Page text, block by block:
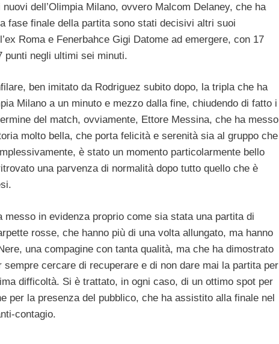
dell’Olimpia Milano, ovvero Malcom Delaney, che ha
fase finale della partita sono stati decisivi altri suoi
Roma e Fenerbahce Gigi Datome ad emergere, con 17
punti negli ultimi sei minuti.
ben imitato da Rodriguez subito dopo, la tripla che ha
Milano a un minuto e mezzo dalla fine, chiudendo di fatto i
del match, ovviamente, Ettore Messina, che ha messo
molto bella, che porta felicità e serenità sia al gruppo che
è stato un momento particolarmente bello
una parvenza di normalità dopo tutto quello che è
in evidenza proprio come sia stata una partita di
rosse, che hanno più di una volta allungato, ma hanno
una compagine con tanta qualità, ma che ha dimostrato
cercare di recuperare e di non dare mai la partita per
difficoltà. Si è trattato, in ogni caso, di un ottimo spot per
per la presenza del pubblico, che ha assistito alla finale nel
contagio.